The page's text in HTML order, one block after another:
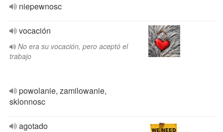
niepewnosc
vocación
No era su vocación, pero aceptó el
trabajo
powolanie, zamilowanie,
sklonnosc
agotado